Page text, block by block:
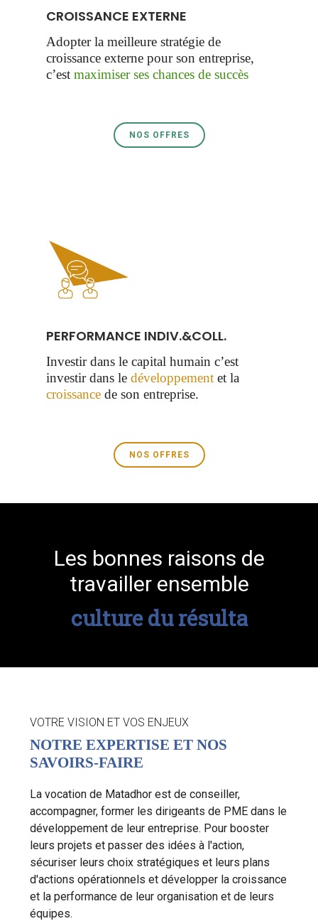
CROISSANCE EXTERNE
Adopter la meilleure stratégie de
croissance externe pour son entreprise,
c’est maximiser ses chances de succès
NOS OFFRES
PERFORMANCE INDIV.&COLL.
Investir dans le capital humain c’est
investir dans le développement et la
croissance de son entreprise.
NOS OFFRES
Les bonnes raisons de
travailler ensemble
culture du résultat
VOTRE VISION ET VOS ENJEUX
NOTRE EXPERTISE ET NOS
SAVOIRS-FAIRE
La vocation de Matadhor est de conseiller,
accompagner, former les dirigeants de PME dans le
développement de leur entreprise. Pour booster
leurs projets et passer des idées à l'action,
sécuriser leurs choix stratégiques et leurs plans
d'actions opérationnels et développer la croissance
et la performance de leur organisation et de leurs
équipes.